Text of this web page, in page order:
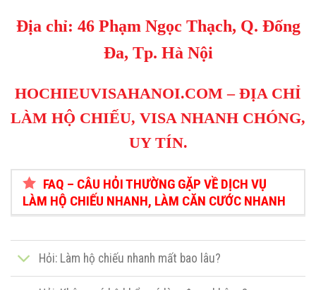
Địa chỉ: 46 Phạm Ngọc Thạch, Q. Đống
Đa, Tp. Hà Nội
HOCHIEUVISAHANOI.COM – ĐỊA CHỈ
LÀM HỘ CHIẾU, VISA NHANH CHÓNG,
UY TÍN.
FAQ – CÂU HỎI THƯỜNG GẶP VỀ DỊCH VỤ
LÀM HỘ CHIẾU NHANH, LÀM CĂN CƯỚC NHANH
Hỏi: Làm hộ chiếu nhanh mất bao lâu?